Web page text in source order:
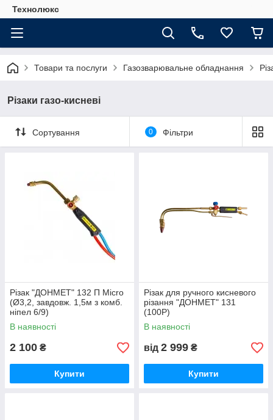
Технолюкс
Товари та послуги Газозварювальне обладнання
Різаки газо-кисневі
Сортування 0 Фільтри
Різак "ДОНМЕТ" 132 П Micro
(Ø3,2, завдовж. 1,5м з комб.
ніпел 6/9)
В наявності
2 100 ₴
Купити
Різак для ручного кисневого
різання "ДОНМЕТ" 131
(100Р)
В наявності
від 2 999 ₴
Купити